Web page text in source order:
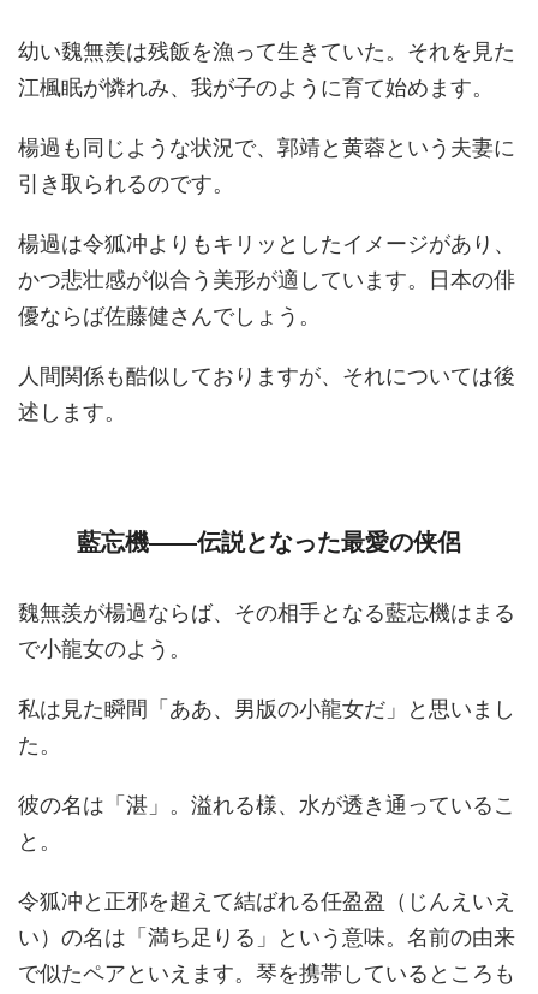
幼い魏無羨は残飯を漁って生きていた。それを見た
江楓眠が憐れみ、我が子のように育て始めます。
楊過も同じような状況で、郭靖と黄蓉という夫妻に
引き取られるのです。
楊過は令狐冲よりもキリッとしたイメージがあり、
かつ悲壮感が似合う美形が適しています。日本の俳
優ならば佐藤健さんでしょう。
人間関係も酷似しておりますが、それについては後
述します。
藍忘機――伝説となった最愛の侠侶
魏無羨が楊過ならば、その相手となる藍忘機はまる
で小龍女のよう。
私は見た瞬間「ああ、男版の小龍女だ」と思いまし
た。
彼の名は「湛」。溢れる様、水が透き通っているこ
と。
令狐冲と正邪を超えて結ばれる任盈盈（じんえいえ
い）の名は「満ち足りる」という意味。名前の由来
で似たペアといえます。琴を携帯しているところも